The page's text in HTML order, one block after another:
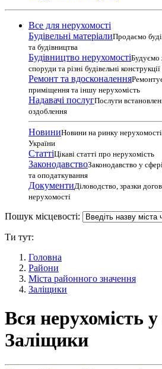
Все для нерухомості
Будівельні матеріалиПродаємо
та будівництва
Будівництво нерухомостіБудуємо
споруди та різні будівельні конструкції
Ремонт та вдосконалення
приміщення та іншу нерухомість
Надавачі послугПослуги
оздоблення
НовиниНовини на ринку нерухомості
України
СтаттіЦікаві статті про нерухомість
ЗаконодавствоЗаконодавство у
та оподаткування
ДокументиДіловодство, зразки
нерухомості
Пошук місцевості:
Ти тут:
Головна
Райони
Міста районного значення
Залiщики
Вся нерухомість у
Залiщики